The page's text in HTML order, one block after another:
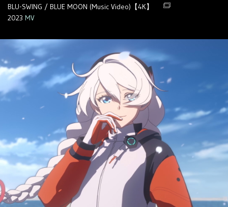
BLU-SWING / BLUE MOON (Music Video)【4K】
2023 MV